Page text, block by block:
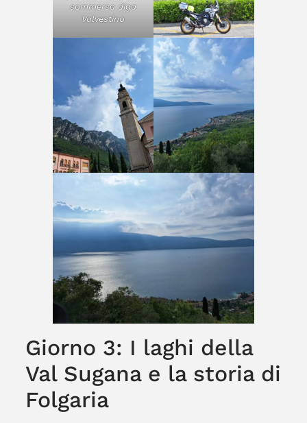
sommersa diga
Valvestino
Giorno 3: I laghi della
Val Sugana e la storia di
Folgaria